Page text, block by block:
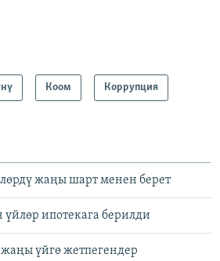
Коом Коррупция
жаңы шарт менен берет
ипотекага берилди
үйгө жетпегендер